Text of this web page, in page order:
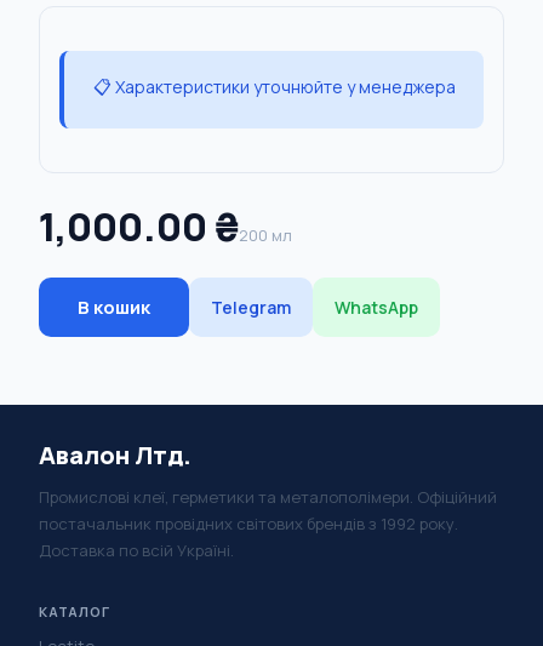
📋 Характеристики уточнюйте у менеджера
1,000.00 ₴200 мл
В кошик Telegram WhatsApp
Авалон Лтд.
Промислові клеї, герметики та металополімери. Офіційний
постачальник провідних світових брендів з 1992 року.
Доставка по всій Україні.
КАТАЛОГ